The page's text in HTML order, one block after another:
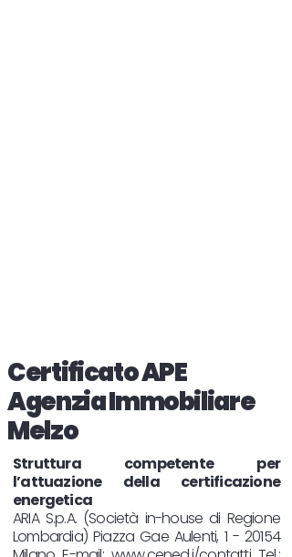
Certificato APE
Agenzia Immobiliare
Melzo
Struttura competente per
l’attuazione della certificazione
energetica
ARIA S.p.A. (Società in-house di Regione
Lombardia) Piazza Gae Aulenti, 1 - 20154